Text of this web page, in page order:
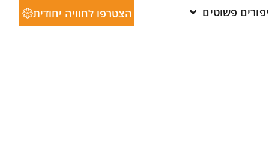
פשוטים הצטרפו לחוויה יחודית